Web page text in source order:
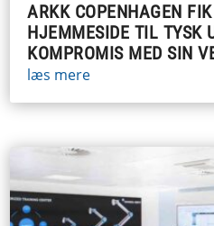
ARKK COPENHAGEN
HJEMMESIDE TIL TYSK
KOMPROMIS MED SIN
læs mere